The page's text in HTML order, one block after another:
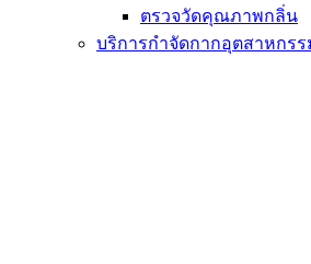
ตรวจวัดคุณภาพกลิ่น
บริการกำจัดกากอุตสาหกรร